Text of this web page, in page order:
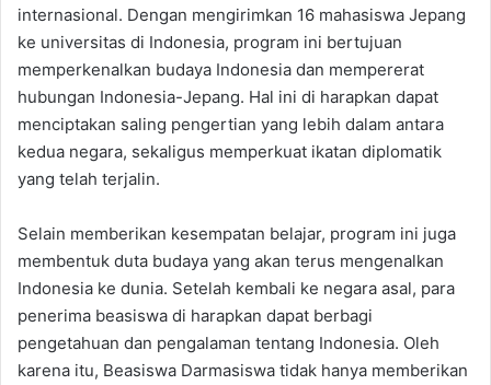
internasional. Dengan mengirimkan 16 mahasiswa Jepang
ke universitas di Indonesia, program ini bertujuan
memperkenalkan budaya Indonesia dan mempererat
hubungan Indonesia-Jepang. Hal ini di harapkan dapat
menciptakan saling pengertian yang lebih dalam antara
kedua negara, sekaligus memperkuat ikatan diplomatik
yang telah terjalin.
Selain memberikan kesempatan belajar, program ini juga
membentuk duta budaya yang akan terus mengenalkan
Indonesia ke dunia. Setelah kembali ke negara asal, para
penerima beasiswa di harapkan dapat berbagi
pengetahuan dan pengalaman tentang Indonesia. Oleh
karena itu, Beasiswa Darmasiswa tidak hanya memberikan